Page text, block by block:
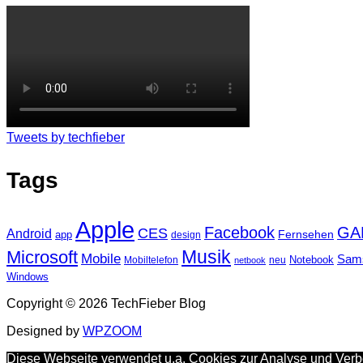
Tweets by techfieber
Tags
Android app Apple CES design Facebook Fernsehen
Microsoft Mobile Mobiltelefon Musik netbook neu Notebook
Windows
Copyright © 2026 TechFieber Blog
Designed by WPZOOM
Diese Webseite verwendet u.a. Cookies zur Analyse und